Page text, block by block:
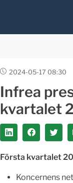
2024-05-17 08:30
Infrea
kvartalet
Första kvartalet
Koncernens